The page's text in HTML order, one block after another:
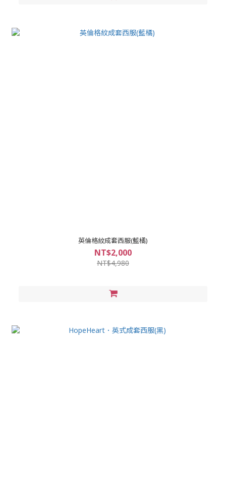
英倫格紋成套西服(藍橘)
NT$2,000
NT$4,980